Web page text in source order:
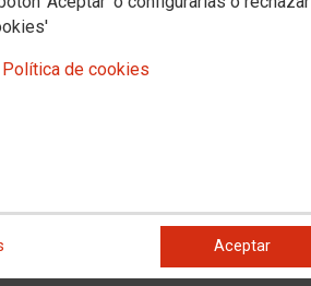
Política de cookies
Aceptar
Documentos